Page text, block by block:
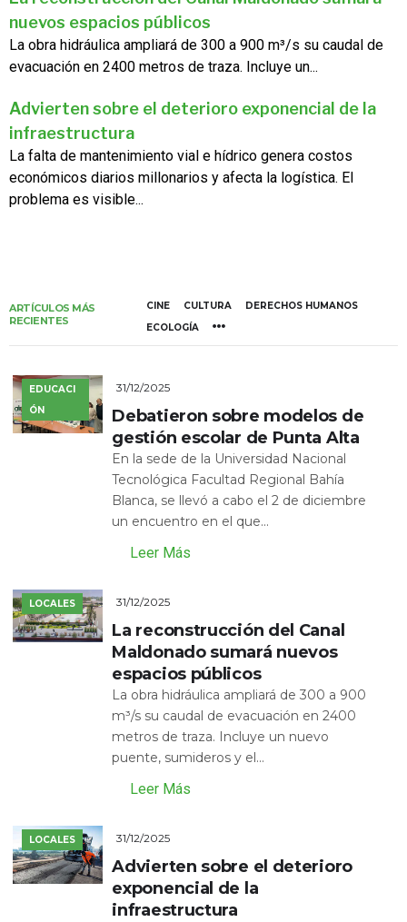
nuevos espacios públicos
La obra hidráulica ampliará de 300 a 900 m³/s su caudal de
evacuación en 2400 metros de traza. Incluye un...
Advierten sobre el deterioro exponencial de la
infraestructura
La falta de mantenimiento vial e hídrico genera costos
económicos diarios millonarios y afecta la logística. El
problema es visible...
ARTÍCULOS MÁS
RECIENTES
CINE CULTURA
DERECHOS HUMANOS
ECOLOGÍA
EDUCACI
ÓN
31/12/2025
Debatieron sobre modelos de
gestión escolar de Punta Alta
En la sede de la Universidad Nacional
Tecnológica Facultad Regional Bahía
Blanca, se llevó a cabo el 2 de diciembre
un encuentro en el que...
Leer Más
LOCALES 31/12/2025
La reconstrucción del Canal
Maldonado sumará nuevos
espacios públicos
La obra hidráulica ampliará de 300 a 900
m³/s su caudal de evacuación en 2400
metros de traza. Incluye un nuevo
puente, sumideros y el...
Leer Más
LOCALES 31/12/2025
Advierten sobre el deterioro
exponencial de la
infraestructura